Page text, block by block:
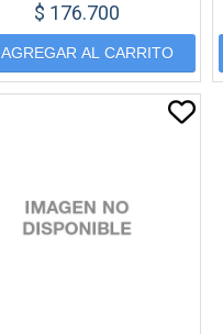
$ 176.700
AGREGAR AL CARRITO